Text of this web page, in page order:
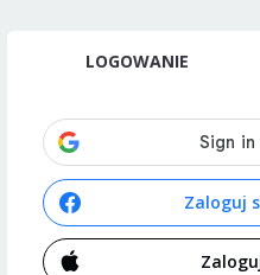
LOGOWANIE
Zaloguj